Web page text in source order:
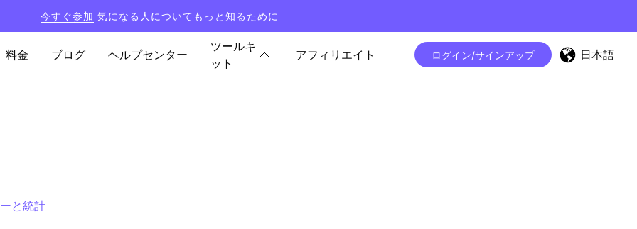
今すぐ参加 気になる人についてもっと知るために
料金 ブログ ヘルプセンター
ツールキ
ット
アフィリエイト ログイン/サインアップ 日本語
と統計